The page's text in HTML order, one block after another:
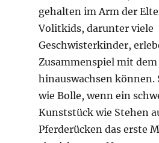
gehalten im Arm der
Volitkids, darunter viele
Geschwisterkinder,
Zusammenspiel mit
hinauswachsen können.
wie Bolle, wenn ein
Kunststück wie Stehen
Pferderücken das erste